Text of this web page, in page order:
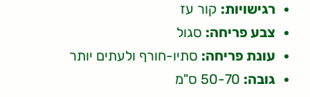
רגישויות: קור עז
צבע פריחה: סגול
עונת פריחה: סתיו-חורף ולעתים יותר
גובה: